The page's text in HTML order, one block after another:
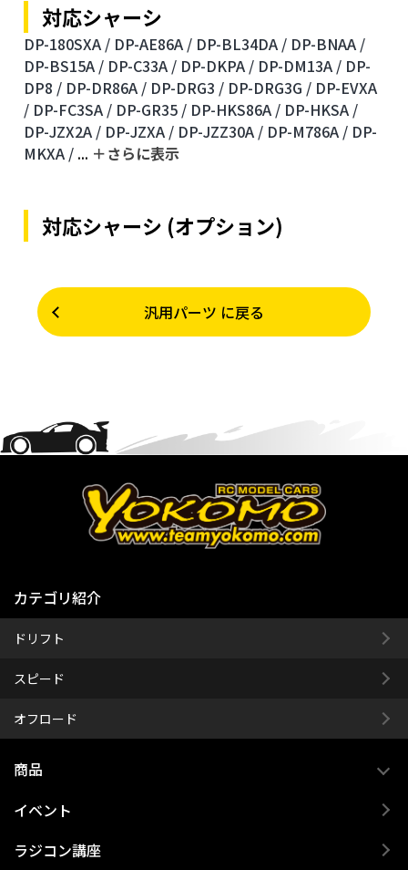
対応シャーシ
DP-180SXA / DP-AE86A / DP-BL34DA / DP-BNAA /
DP-BS15A / DP-C33A / DP-DKPA / DP-DM13A / DP-
DP8 / DP-DR86A / DP-DRG3 / DP-DRG3G / DP-EVXA
/ DP-FC3SA / DP-GR35 / DP-HKS86A / DP-HKSA /
DP-JZX2A / DP-JZXA / DP-JZZ30A / DP-M786A / DP-
MKXA / ... ＋さらに表⽰
対応シャーシ (オプション)
汎用パーツ に戻る
カテゴリ紹介
ドリフト
スピード
オフロード
商品
イベント
ラジコン講座